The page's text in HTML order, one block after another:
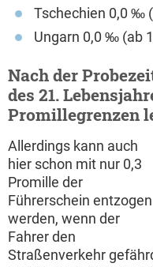
Tschechien 0,0 ‰
Ungarn 0,0 ‰ (ab
Nach der
des 21.
Promillegrenzen
Allerdings kann auch
hier schon mit nur 0,3
Promille der
Führerschein entzogen
werden, wenn der
Fahrer den
Straßenverkehr